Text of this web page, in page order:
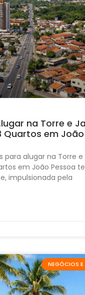
na Torre e
Quartos em
para alugar na Torre
em João Pessoa
impulsionada pela
NEGÓCIOS E